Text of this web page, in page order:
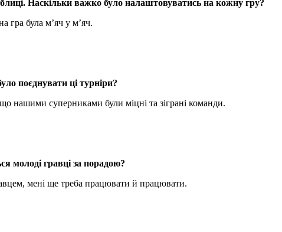
Наскільки важко було налаштовуватись на кожну гру?
гра була м’яч у м’яч.
поєднувати ці турніри?
нашими суперниками були міцні та зіграні команди.
молоді гравці за порадою?
мені ще треба працювати й працювати.